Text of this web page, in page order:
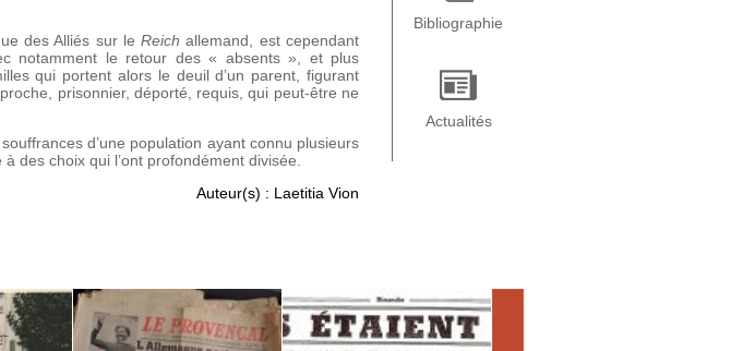
des Alliés sur leReich allemand, est cependant
notamment le retour des « absents », et plus
qui portent alors le deuil d’un parent, figurant
prisonnier, déporté, requis, qui peut-être ne
d’une population ayant connu plusieurs
des choix qui l’ont profondément divisée.
Auteur(s) : Laetitia Vion
Bibliographie
Actualités